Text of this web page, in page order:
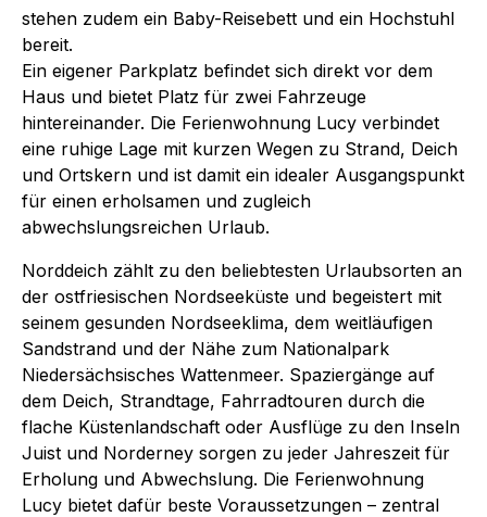
stehen zudem ein Baby-Reisebett und ein Hochstuhl
bereit.
Ein eigener Parkplatz befindet sich direkt vor dem
Haus und bietet Platz für zwei Fahrzeuge
hintereinander. Die Ferienwohnung Lucy verbindet
eine ruhige Lage mit kurzen Wegen zu Strand, Deich
und Ortskern und ist damit ein idealer Ausgangspunkt
für einen erholsamen und zugleich
abwechslungsreichen Urlaub.
Norddeich zählt zu den beliebtesten Urlaubsorten an
der ostfriesischen Nordseeküste und begeistert mit
seinem gesunden Nordseeklima, dem weitläufigen
Sandstrand und der Nähe zum Nationalpark
Niedersächsisches Wattenmeer. Spaziergänge auf
dem Deich, Strandtage, Fahrradtouren durch die
flache Küstenlandschaft oder Ausflüge zu den Inseln
Juist und Norderney sorgen zu jeder Jahreszeit für
Erholung und Abwechslung. Die Ferienwohnung
Lucy bietet dafür beste Voraussetzungen – zentral